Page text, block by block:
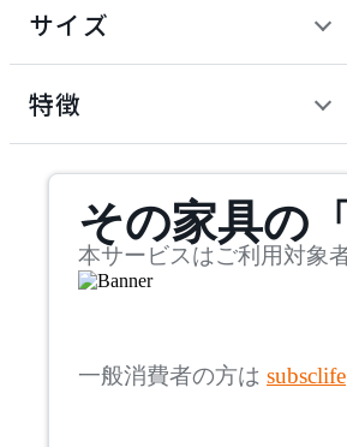
オフプライス什器
ADAL
アダルトータルインテリ
アコレクション
サイズ
mm
検索
~
~
特徴
その家具の
本サービスはご利用対象
一般消費者の方は subsclife